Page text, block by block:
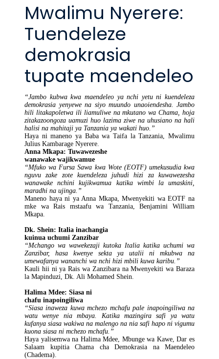
Mwalimu Nyerere:
Tuendeleze
demokrasia
tupate maendeleo
“Jambo kubwa kwa maendeleo ya nchi yetu ni kuendeleza
demokrasia yenyewe na siyo muundo unaoiendesha. Jambo
hili litakapoletwa ili liamuliwe na mkutano wa Chama, hoja
zitakazoongoza uamuzi huo lazima ziwe na uhusiano na hali
halisi na mahitaji ya Tanzania ya wakati huo.”
Haya ni maneno ya Baba wa Taifa la Tanzania, Mwalimu
Julius Kambarage Nyerere.
Anna Mkapa: Tuwawezeshe
wanawake wajikwamue
“Mfuko wa Fursa Sawa kwa Wote (EOTF) umekusudia kwa
nguvu zake zote kuendeleza juhudi hizi za kuwawezesha
wanawake nchini kujikwamua katika wimbi la umaskini,
maradhi na ujinga.”
Maneno haya ni ya Anna Mkapa, Mwenyekiti wa EOTF na
mke wa Rais mstaafu wa Tanzania, Benjamini William
Mkapa.
Dk. Shein: Italia inachangia
kuinua uchumi Zanzibar
“Mchango wa wawekezaji kutoka Italia katika uchumi wa
Zanzibar, hasa kwenye sekta ya utalii ni mkubwa na
umewafanya wananchi wa nchi hizi mbili kuwa karibu.”
Kauli hii ni ya Rais wa Zanzibara na Mwenyekiti wa Baraza
la Mapinduzi, Dk. Ali Mohamed Shein.
Halima Mdee: Siasa ni
chafu inapoingiliwa
“Siasa inaweza kuwa mchezo mchafu pale inapoingiliwa na
watu wenye nia mbaya. Katika mazingira safi ya watu
kufanya siasa wakiwa na malengo na nia safi hapo ni vigumu
kuona siasa ni mchezo mchafu.”
Haya yalisemwa na Halima Mdee, Mbunge wa Kawe, Dar es
Salaam kupitia Chama cha Demokrasia na Maendeleo
(Chadema).